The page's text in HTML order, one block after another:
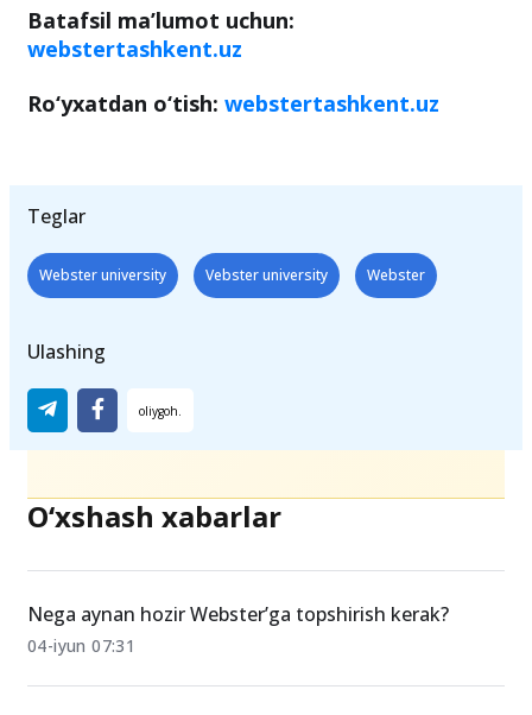
Batafsil ma’lumot uchun:
webstertashkent.uz
Ro‘yxatdan o‘tish: webstertashkent.uz
Teglar
Webster university Vebster university Webster
Ulashing
O‘xshash xabarlar
Nega aynan hozir Webster’ga topshirish kerak?
04-iyun 07:31